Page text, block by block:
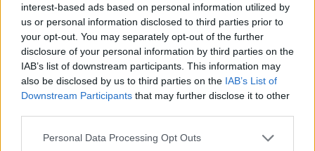
interest-based ads based on personal information utilized by
us or personal information disclosed to third parties prior to
your opt-out. You may separately opt-out of the further
disclosure of your personal information by third parties on the
IAB’s list of downstream participants. This information may
also be disclosed by us to third parties on the IAB’s List of
Downstream Participants that may further disclose it to other
Please note that this website/app uses one or more Google
Personal Data Processing Opt Outs